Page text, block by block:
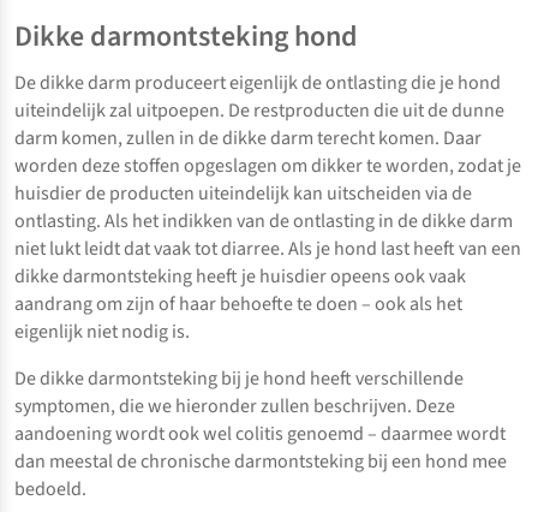
Dikke darmontsteking hond
De dikke darm produceert eigenlijk de ontlasting die je hond
uiteindelijk zal uitpoepen. De restproducten die uit de dunne
darm komen, zullen in de dikke darm terecht komen. Daar
worden deze stoffen opgeslagen om dikker te worden, zodat je
huisdier de producten uiteindelijk kan uitscheiden via de
ontlasting. Als het indikken van de ontlasting in de dikke darm
niet lukt leidt dat vaak tot diarree. Als je hond last heeft van een
dikke darmontsteking heeft je huisdier opeens ook vaak
aandrang om zijn of haar behoefte te doen – ook als het
eigenlijk niet nodig is.
De dikke darmontsteking bij je hond heeft verschillende
symptomen, die we hieronder zullen beschrijven. Deze
aandoening wordt ook wel colitis genoemd – daarmee wordt
dan meestal de chronische darmontsteking bij een hond mee
bedoeld.